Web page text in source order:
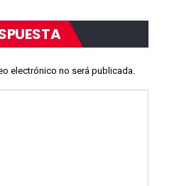
electrónico no será publicada.